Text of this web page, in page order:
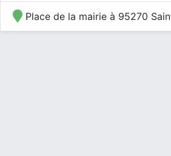
Place de la mairie à 95270